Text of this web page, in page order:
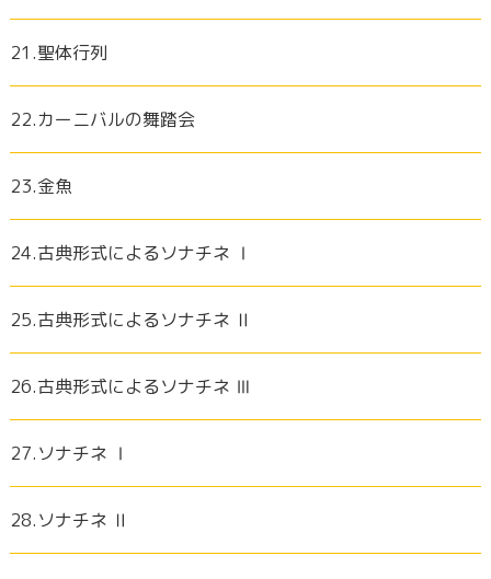
21.聖体行列
22.カーニバルの舞踏会
23.金魚
24.古典形式によるソナチネ Ⅰ
25.古典形式によるソナチネ Ⅱ
26.古典形式によるソナチネ Ⅲ
27.ソナチネ Ⅰ
28.ソナチネ Ⅱ